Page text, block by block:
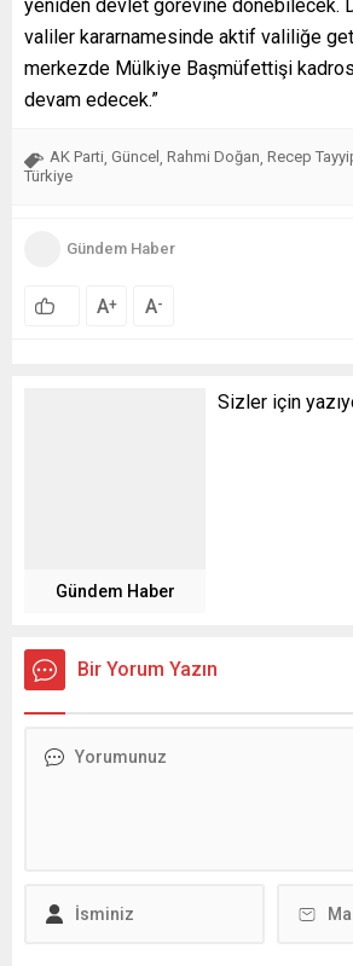
yeniden devlet görevine dönebilecek.
valiler kararnamesinde aktif valiliğe
merkezde Mülkiye Başmüfettişi
devam edecek.”
AK Parti Güncel Rahmi Doğan Recep
Türkiye
Gündem Haber
A+ A-
Gündem Haber
Sizler için
Bir Yorum Yazın